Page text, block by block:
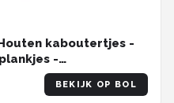
kaboutertjes -
-
6 kabouters, 1
einde speelgoed -
BEKIJK OP BOL